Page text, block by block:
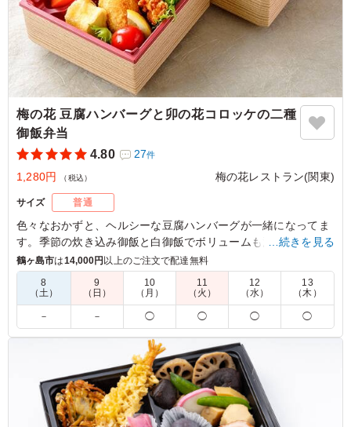
梅の花 豆腐ハンバーグと卯の花コロッケの二種
御飯弁当
4.80
27件
1,280円 （税込） 梅の花レストラン(関東)
サイズ 普通
色々なおかずと、ヘルシーな豆腐ハンバーグが一緒になってま
す。季節の炊き込み御飯と白御飯でボリュームも満足頂けま
す。
5.0 株式会社おとも
2段で華やかに感じます、見た目がテンション上がりま
す。ごはんが2種なので飽きないし豪華な印象が増しま
す。お豆腐料理なのでボリューム感はないのですが、豆腐
ハンバーグはみんな大好きです
ご利用シーン：会議・セミナー ›研修
東京都足立区梅島2026/07/03
…続きを見る
鶴ヶ島市は14,000円 以上のご注文で配達無料
8
（土）
9
（日）
10
（月）
11
（火）
12
（水）
13
（木）
－ － ◯ ◯ ◯ ◯